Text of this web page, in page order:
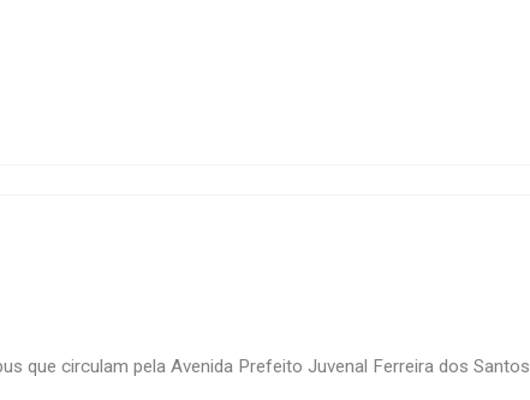
que circulam pela Avenida Prefeito Juvenal Ferreira dos Santos